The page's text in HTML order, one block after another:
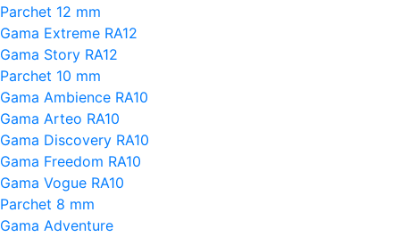
Parchet 12 mm
Gama Extreme RA12
Gama Story RA12
Parchet 10 mm
Gama Ambience RA10
Gama Arteo RA10
Gama Discovery RA10
Gama Freedom RA10
Gama Vogue RA10
Parchet 8 mm
Gama Adventure